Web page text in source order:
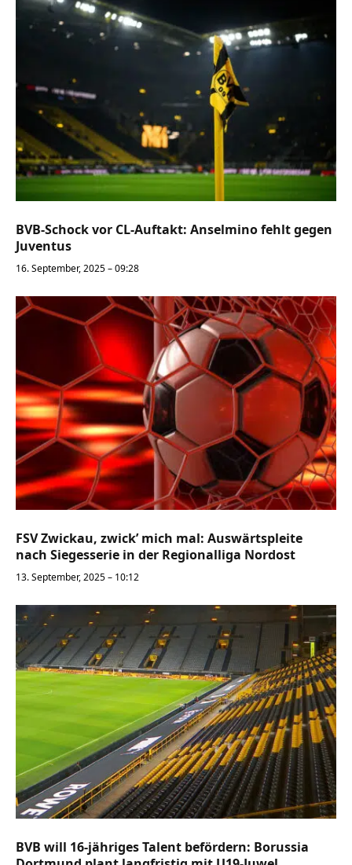
BVB-Schock vor CL-Auftakt: Anselmino fehlt gegen
Juventus
16. September, 2025 – 09:28
FSV Zwickau, zwick’ mich mal: Auswärtspleite
nach Siegesserie in der Regionalliga Nordost
13. September, 2025 – 10:12
BVB will 16-jähriges Talent befördern: Borussia